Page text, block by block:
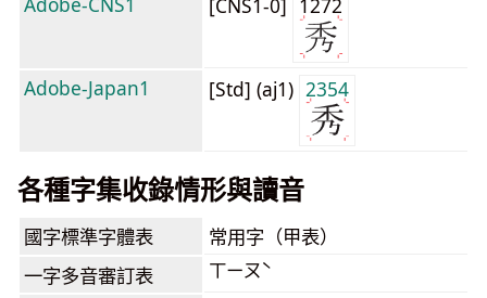
[CNS1-0] 1272
Adobe-Japan1 [Std] (aj1) 2354
各種字集收錄情形與讀音
國字標準字體表 常用字（甲表）
一字多音審訂表 ㄒㄧㄡˋ